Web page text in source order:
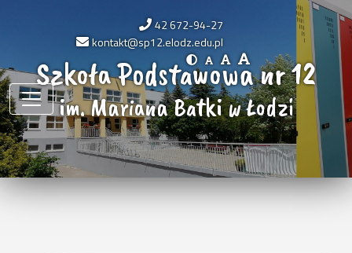
42 672-94-27
kontakt@sp12.elodz.edu.pl
Szkoła Podstawowa nr 12
im. Mariana Batki w Łodzi